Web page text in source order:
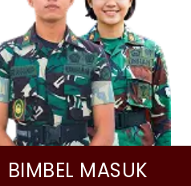
BIMBEL MASUK